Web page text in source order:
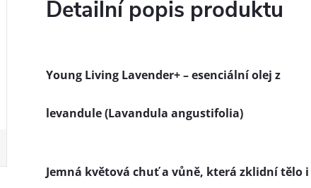
Detailní popis produktu
Young Living Lavender+ – esenciální olej z
levandule (Lavandula angustifolia)
Jemná květová chuť a vůně, která zklidní tělo i